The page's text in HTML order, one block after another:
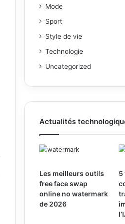
Mode
Sport
Style de vie
Technologie
Uncategorized
Actualités
Les meilleurs outils
free face swap
online no watermark
de 2026
5